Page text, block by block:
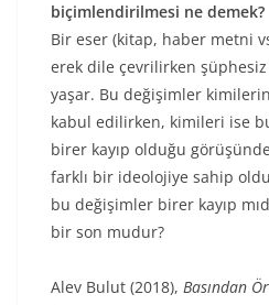
biçimlendirilmesi ne demek?
Bir eser (kitap, haber metni
erek dile çevrilirken
yaşar. Bu değişimler
kabul edilirken, kimileri ise
birer kayıp olduğu
farklı bir ideolojiye sahip
bu değişimler birer kayıp
bir son mudur?
Alev Bulut (2018), Basından